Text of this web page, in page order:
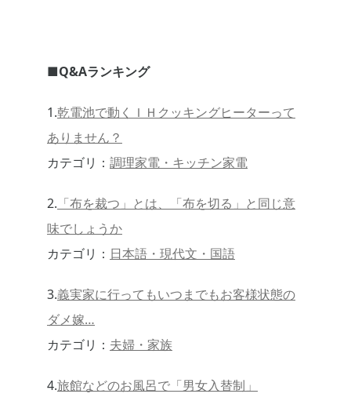
■Q&Aランキング
1.乾電池で動くＩＨクッキングヒーターって
ありません？
カテゴリ： 調理家電・キッチン家電
2. 「布を裁つ」とは、「布を切る」と同じ意
味でしょうか
カテゴリ： 日本語・現代文・国語
3.義実家に行ってもいつまでもお客様状態の
ダメ嫁…
カテゴリ： 夫婦・家族
4.旅館などのお風呂で「男女入替制」